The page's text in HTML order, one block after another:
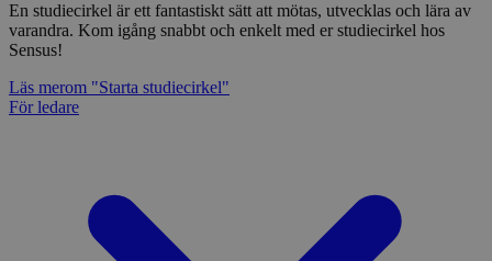
En studiecirkel är ett fantastiskt sätt att mötas, utvecklas och lära av
varandra. Kom igång snabbt och enkelt med er studiecirkel hos
Sensus!
Läs merom "Starta studiecirkel"
För ledare